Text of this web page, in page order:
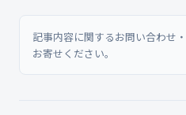
記事内容に関するお問い合わせ
お寄せください。